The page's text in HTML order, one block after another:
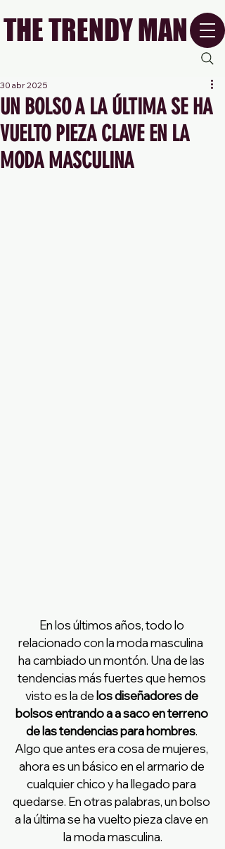
THE TRENDY MAN
UN BOLSO A LA ÚLTIMA SE HA
VUELTO PIEZA CLAVE EN LA
MODA MASCULINA
30 abr 2025
En los últimos años, todo lo
relacionado con la moda masculina
ha cambiado un montón. Una de las
tendencias más fuertes que hemos
visto es la de los diseñadores de
bolsos entrando a a saco en terreno
de las tendencias para hombres.
Algo que antes era cosa de mujeres,
ahora es un básico en el armario de
cualquier chico y ha llegado para
quedarse. En otras palabras, un bolso
a la última se ha vuelto pieza clave en
la moda masculina.